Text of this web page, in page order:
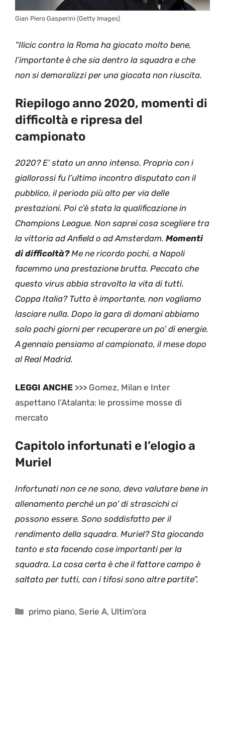
Gian Piero Gasperini (Getty Images)
“Ilicic contro la Roma ha giocato molto bene,
l’importante è che sia dentro la squadra e che
non si demoralizzi per una giocata non riuscita.
Riepilogo anno 2020, momenti di
difficoltà e ripresa del
campionato
2020? E’ stato un anno intenso. Proprio con i
giallorossi fu l’ultimo incontro disputato con il
pubblico, il periodo più alto per via delle
prestazioni. Poi c’è stata la qualificazione in
Champions League. Non saprei cosa scegliere tra
la vittoria ad Anfield o ad Amsterdam. Momenti
di difficoltà?Me ne ricordo pochi, a Napoli
facemmo una prestazione brutta. Peccato che
questo virus abbia stravolto la vita di tutti.
Coppa Italia? Tutto è importante, non vogliamo
lasciare nulla. Dopo la gara di domani abbiamo
solo pochi giorni per recuperare un po’ di energie.
A gennaio pensiamo al campionato, il mese dopo
al Real Madrid.
LEGGI ANCHE >>> Gomez, Milan e Inter
aspettano l’Atalanta: le prossime mosse di
mercato
Capitolo infortunati e l’elogio a
Muriel
Infortunati non ce ne sono, devo valutare bene in
allenamento perché un po’ di strascichi ci
possono essere. Sono soddisfatto per il
rendimento della squadra. Muriel? Sta giocando
tanto e sta facendo cose importanti per la
squadra. La cosa certa è che il fattore campo è
saltato per tutti, con i tifosi sono altre partite”.
Categorie
primo piano,Serie A, Ultim'ora